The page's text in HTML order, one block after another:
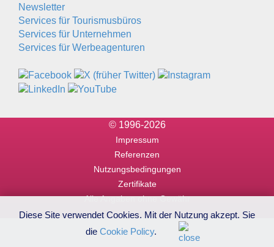
Newsletter
Services für Tourismusbüros
Services für Unternehmen
Services für Werbeagenturen
© 1996-2026
Impressum
Referenzen
Nutzungsbedingungen
Zertifikate
Alle Angaben ohne Gewähr
Diese Site verwendet Cookies. Mit der Nutzung akzept. Sie
die Cookie Policy.